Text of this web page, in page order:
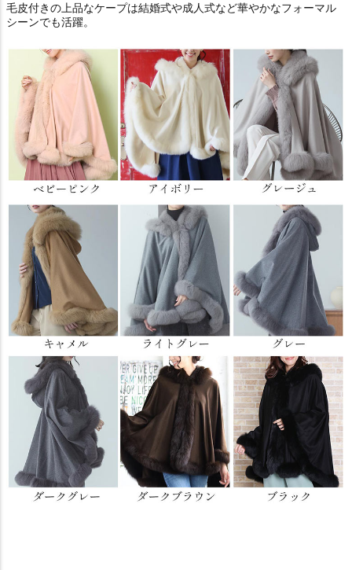
毛皮付きの上品なケープは結婚式や成人式など華やかなフォーマル
シーンでも活躍。